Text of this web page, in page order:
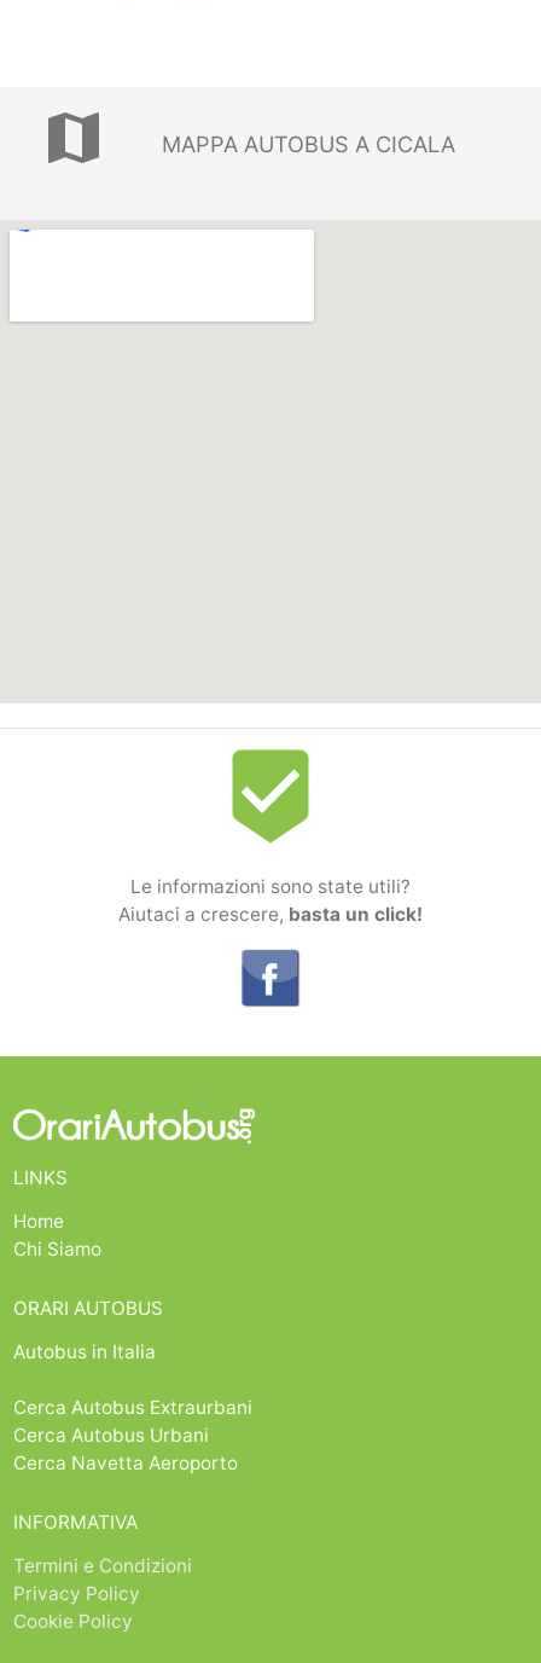
map MAPPA AUTOBUS A CICALA
beenhere
Le informazioni sono state utili?
Aiutaci a crescere, basta un click!
LINKS
Home
Chi Siamo
ORARI AUTOBUS
Autobus in Italia
Cerca Autobus Extraurbani
Cerca Autobus Urbani
Cerca Navetta Aeroporto
INFORMATIVA
Termini e Condizioni
Privacy Policy
Cookie Policy